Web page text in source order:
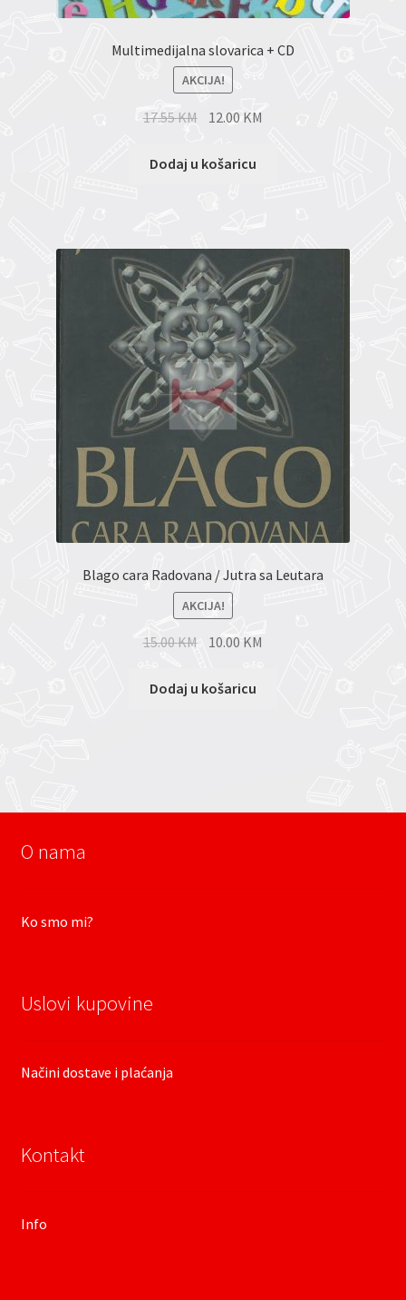
Multimedijalna slovarica + CD
AKCIJA!
17.55KM 12.00 KM
Dodaj u košaricu
Blago cara Radovana / Jutra sa Leutara
AKCIJA!
15.00KM 10.00 KM
Dodaj u košaricu
O nama
Ko smo mi?
Uslovi kupovine
Načini dostave i plaćanja
Kontakt
Info